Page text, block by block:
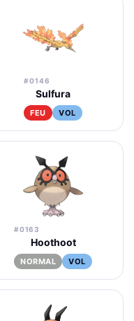
#0146
Sulfura
FEU VOL
#0163
Hoothoot
NORMAL VOL